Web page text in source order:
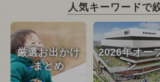
人気キーワードで
厳選お出かけ
まとめ
2026年オー
ン